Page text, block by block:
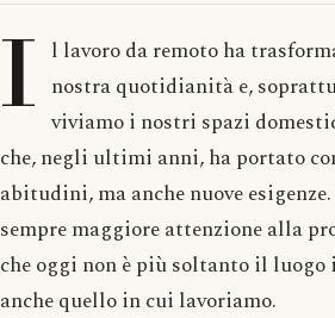
I l lavoro da remoto ha
nostra quotidianità e,
viviamo i nostri spazi
che, negli ultimi anni, ha portato
abitudini, ma anche nuove
sempre maggiore attenzione alla
che oggi non è più soltanto il luogo
anche quello in cui lavoriamo.